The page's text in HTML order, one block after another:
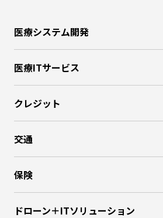
医療システム開発
医療ITサービス
クレジット
交通
保険
ドローン＋ITソリューション